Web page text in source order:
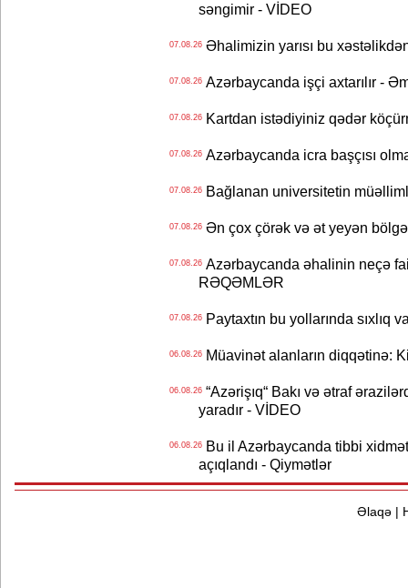
səngimir - VİDEO
07.08.26Əhalimizin yarısı bu
07.08.26Azərbaycanda işçi axtarılır -
07.08.26Kartdan istədiyiniz qədər
07.08.26Azərbaycanda icra başçısı
07.08.26Bağlanan universitetin
07.08.26Ən çox çörək və ət yeyən
07.08.26Azərbaycanda əhalinin neçə
RƏQƏMLƏR
07.08.26Paytaxtın bu yollarında sıxlıq
06.08.26Müavinət alanların diqqətinə:
06.08.26“Azərişıq“ Bakı və ətraf
yaradır - VİDEO
06.08.26Bu il Azərbaycanda tibbi
açıqlandı - Qiymətlər
Əlaqə|